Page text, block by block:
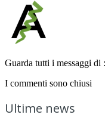
Guarda tutti i messaggi di :
I commenti sono chiusi
Ultime news